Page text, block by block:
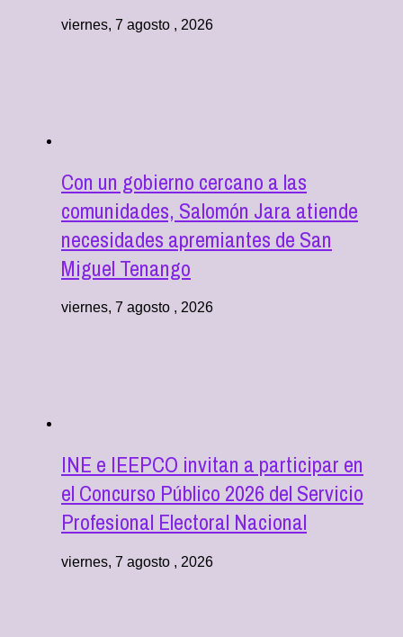
viernes, 7 agosto , 2026
Con un gobierno cercano a las
comunidades, Salomón Jara atiende
necesidades apremiantes de San
Miguel Tenango
viernes, 7 agosto , 2026
INE e IEEPCO invitan a participar en
el Concurso Público 2026 del Servicio
Profesional Electoral Nacional
viernes, 7 agosto , 2026